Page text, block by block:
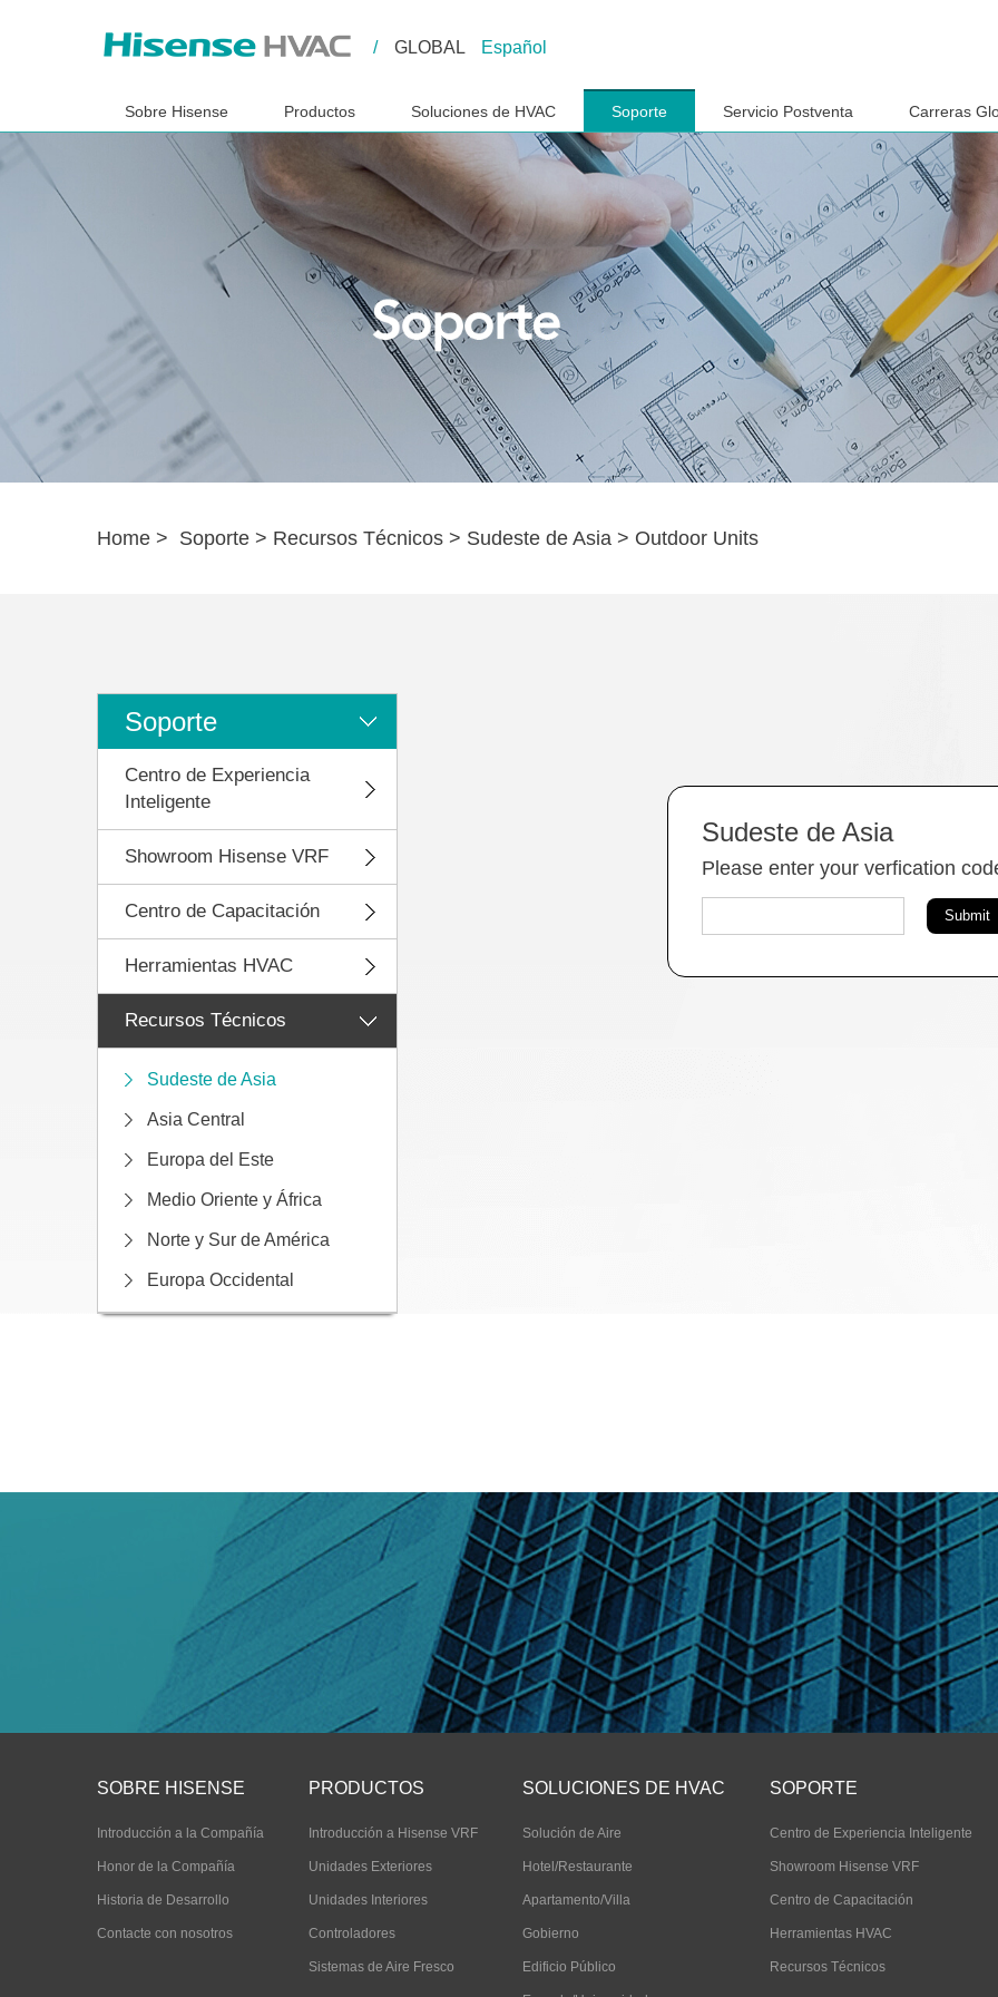
/ GLOBAL Español
Sobre Hisense Productos Soluciones de HVAC Soporte Servicio Postventa Carreras
Home > Soporte > Recursos Técnicos > Sudeste de Asia > Outdoor Units
Soporte
Centro de Experiencia
Inteligente
Showroom Hisense VRF
Centro de Capacitación
Herramientas HVAC
Recursos Técnicos
Sudeste de Asia
Asia Central
Europa del Este
Medio Oriente y África
Norte y Sur de América
Europa Occidental
Sudeste de Asia
Please enter your verfication
Submit
SOBRE HISENSE
Introducción a la Compañía
Honor de la Compañía
Historia de Desarrollo
Contacte con nosotros
PRODUCTOS
Introducción a Hisense VRF
Unidades Exteriores
Unidades Interiores
Controladores
Sistemas de Aire Fresco
SOLUCIONES DE HVAC
Solución de Aire
Hotel/Restaurante
Apartamento/Villa
Gobierno
Edificio Público
SOPORTE
Centro de Experiencia Inteligente
Showroom Hisense VRF
Centro de Capacitación
Herramientas HVAC
Recursos Técnicos